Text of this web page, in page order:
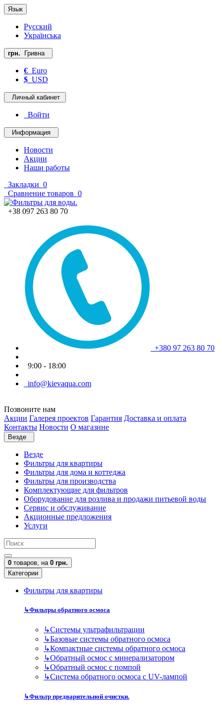
Язык
Русский
Українська
грн. Гривна
€ Euro
$ USD
Личный кабинет
Войти
Информация
Новости
Акции
Наши работы
Закладки 0
Сравнение товаров 0
+38 097 263 80 70
+380 97 263 80 70
9:00 - 18:00
info@kievaqua.com
Позвоните нам
Акции Галерея проектов Гарантия Доставка и оплата
Контакты Новости О магазине
Везде
Везде
Фильтры для квартиры
Фильтры для дома и коттеджа
Фильтры для производства
Комплектующие для фильтров
Оборудование для розлива и продажи питьевой воды
Сервис и обслуживание
Акционные предложения
Услуги
0 товаров, на 0 грн.
Категории
Фильтры для квартиры
↳Фильтры обратного осмоса
↳Cистемы ультрафильтрации
↳Базовые системы обратного осмоса
↳Компактные системы обратного осмоса
↳Обратный осмос с минерализатором
↳Обратный осмос с помпой
↳Система обратного осмоса с UV-лампой
↳Фильтр предварительной очистки.